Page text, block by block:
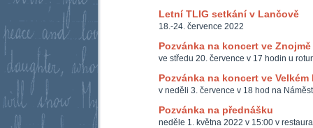
Letní TLIG setkání v Lančově
18.-24. července 2022
Pozvánka na koncert ve Znojmě
ve středu 20. července v 17 hodin u
Pozvánka na koncert ve Velkém
v neděli 3. července v 18 hod na
Pozvánka na přednášku
neděle 1. května 2022 v 15:00 v